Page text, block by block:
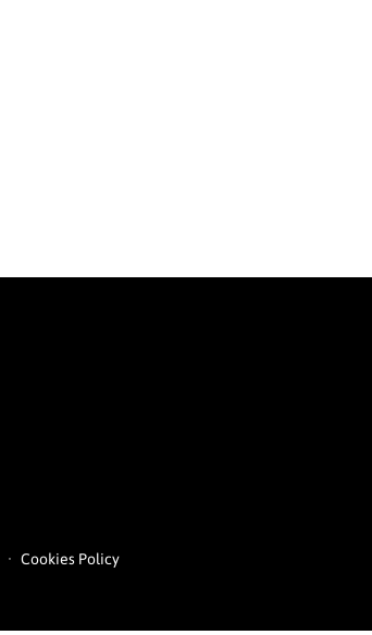
Cookies Policy